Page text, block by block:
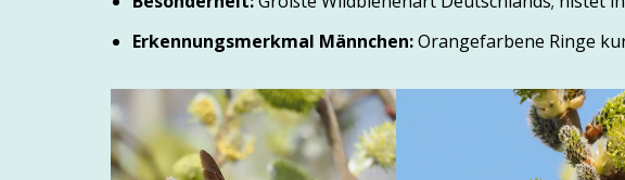
Erkennungsmerkmal Männchen:Orangefarbene Ringe